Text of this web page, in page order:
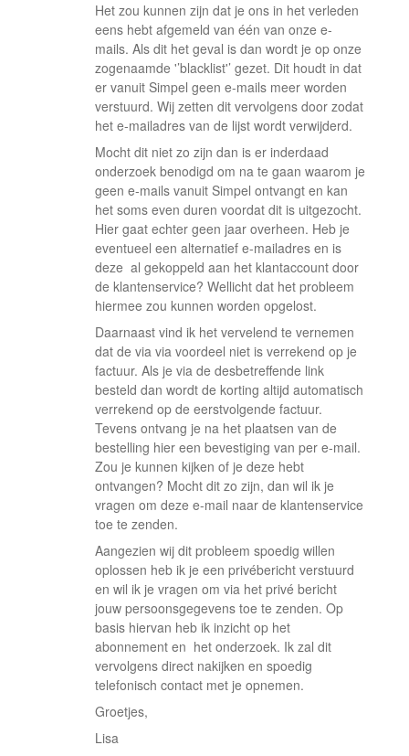
Het zou kunnen zijn dat je ons in het verleden
eens hebt afgemeld van één van onze e-
mails. Als dit het geval is dan wordt je op onze
zogenaamde '’blacklist'’ gezet. Dit houdt in dat
er vanuit Simpel geen e-mails meer worden
verstuurd. Wij zetten dit vervolgens door zodat
het e-mailadres van de lijst wordt verwijderd.
Mocht dit niet zo zijn dan is er inderdaad
onderzoek benodigd om na te gaan waarom je
geen e-mails vanuit Simpel ontvangt en kan
het soms even duren voordat dit is uitgezocht.
Hier gaat echter geen jaar overheen. Heb je
eventueel een alternatief e-mailadres en is
deze al gekoppeld aan het klantaccount door
de klantenservice? Wellicht dat het probleem
hiermee zou kunnen worden opgelost.
Daarnaast vind ik het vervelend te vernemen
dat de via via voordeel niet is verrekend op je
factuur. Als je via de desbetreffende link
besteld dan wordt de korting altijd automatisch
verrekend op de eerstvolgende factuur.
Tevens ontvang je na het plaatsen van de
bestelling hier een bevestiging van per e-mail.
Zou je kunnen kijken of je deze hebt
ontvangen? Mocht dit zo zijn, dan wil ik je
vragen om deze e-mail naar de klantenservice
toe te zenden.
Aangezien wij dit probleem spoedig willen
oplossen heb ik je een privébericht verstuurd
en wil ik je vragen om via het privé bericht
jouw persoonsgegevens toe te zenden. Op
basis hiervan heb ik inzicht op het
abonnement en het onderzoek. Ik zal dit
vervolgens direct nakijken en spoedig
telefonisch contact met je opnemen.
Groetjes,
Lisa